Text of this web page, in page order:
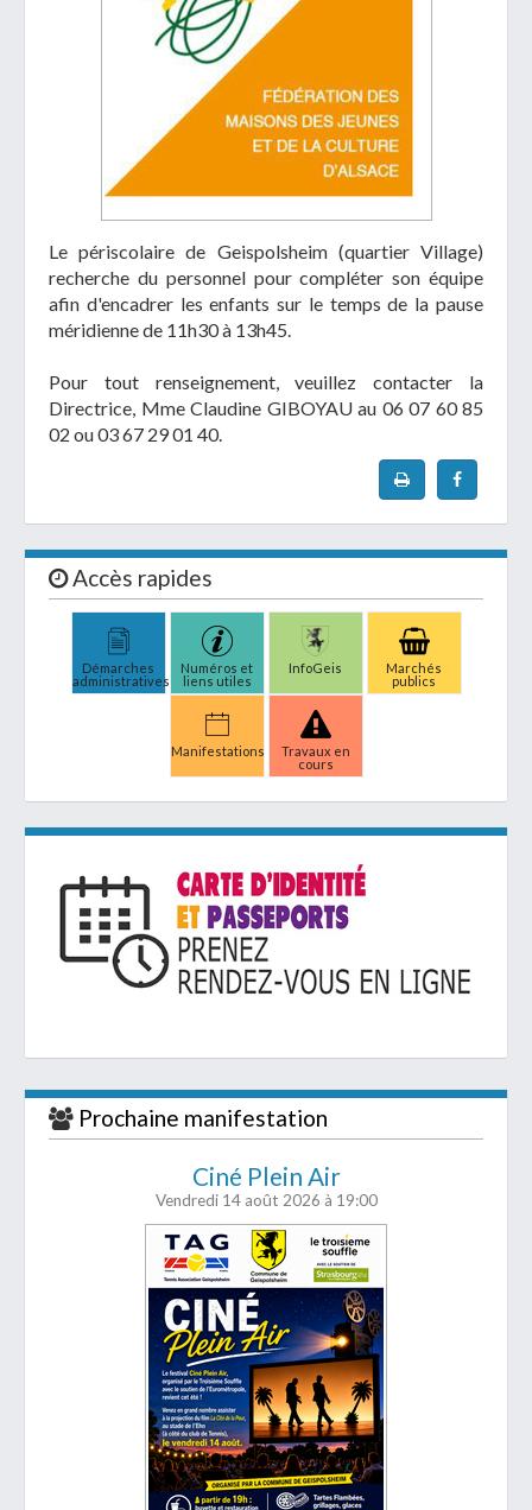
Le périscolaire de Geispolsheim (quartier Village)
recherche du personnel pour compléter son équipe
afin d'encadrer les enfants sur le temps de la pause
méridienne de 11h30 à 13h45.
Pour tout renseignement, veuillez contacter la
Directrice, Mme Claudine GIBOYAU au 06 07 60 85
02 ou 03 67 29 01 40.
Accès rapides
Démarches
administratives
Numéros et
liens utiles
InfoGeis
Marchés
publics
Manifestations
Travaux en
cours
Prochaine manifestation
Ciné Plein Air
Vendredi 14 août 2026 à 19:00